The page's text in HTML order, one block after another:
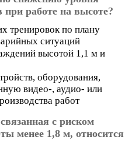
работе на высоте?
тренировок по плану
ситуаций
высотой 1,1 м и
оборудования,
видео-, аудио- или
работ
с риском
менее 1,8 м, относится